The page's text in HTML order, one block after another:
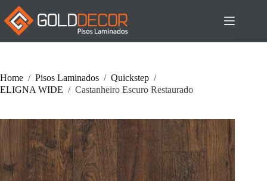
Pular
para
conteúdo
Home / Pisos Laminados / Quickstep /
ELIGNA WIDE / Castanheiro Escuro Restaurado